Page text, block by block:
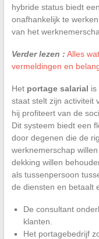
hybride status biedt
onafhankelijk te
van het
Verder lezen : Alles
vermeldingen en
Het portage salarial is
staat stelt zijn activiteit
hij profiteert van de
Dit systeem biedt een
door degenen die de
werknemerschap
dekking willen
als tussenpersoon
de diensten en betaalt
De consultant
klanten.
Het portagebedrijf